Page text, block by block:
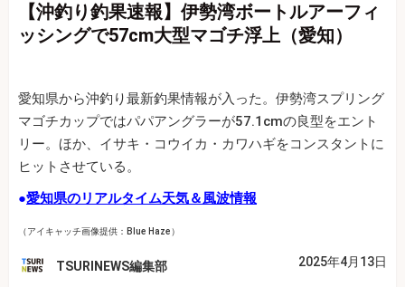
【沖釣り釣果速報】伊勢湾ボートルアーフィ
ッシングで57cm大型マゴチ浮上（愛知）
愛知県から沖釣り最新釣果情報が入った。伊勢湾スプリング
マゴチカップではパパアングラーが57.1cmの良型をエント
リー。ほか、イサキ・コウイカ・カワハギをコンスタントに
ヒットさせている。
●愛知県のリアルタイム天気＆風波情報
（アイキャッチ画像提供：Blue Haze）
TSURINEWS編集部 2025年4月13日